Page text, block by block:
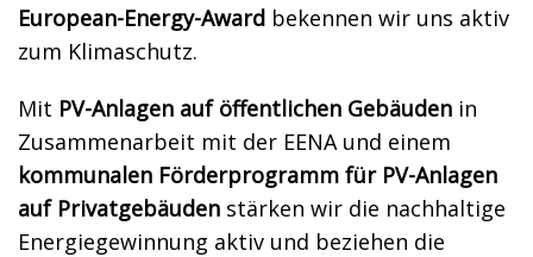
European-Energy-Award bekennen wir uns aktiv
zum Klimaschutz.
Mit PV-Anlagen auf öffentlichen Gebäuden in
Zusammenarbeit mit der EENA und einem
kommunalen Förderprogramm für PV-Anlagen
auf Privatgebäuden stärken wir die nachhaltige
Energiegewinnung aktiv und beziehen die